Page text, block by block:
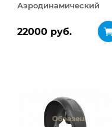
Аэродинамический
ДВУСТОРОННЕЕ
22000 руб.